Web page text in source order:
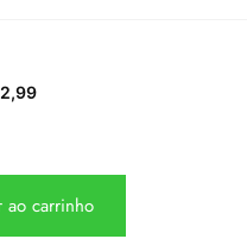
2,99
ao carrinho